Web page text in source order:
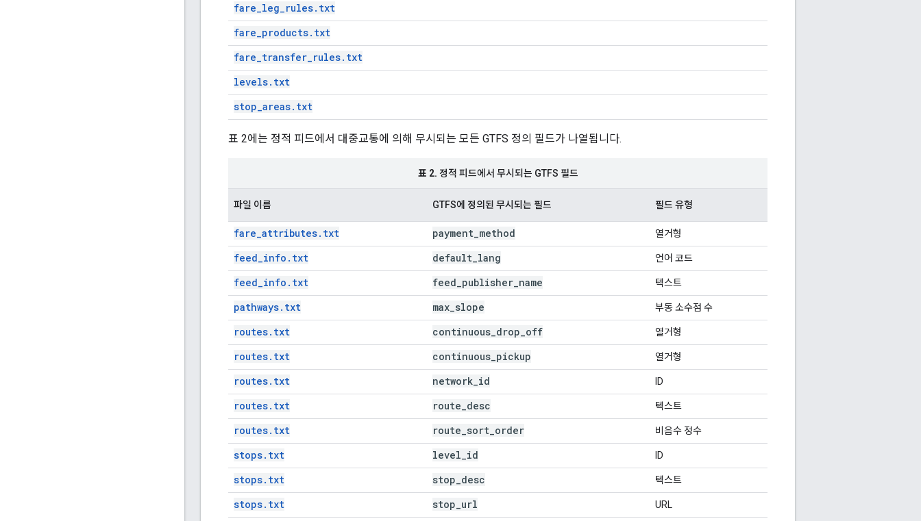
fare_leg_rules.txt
fare_products.txt
fare_transfer_rules.txt
levels.txt
stop_areas.txt
표 2에는 정적 피드에서 대중교통에 의해 무시되는 모든 GTFS 정의 필드가 나열됩니다.
표 2. 정적 피드에서 무시되는 GTFS 필드
파일 이름 GTFS에 정의된 무시되는 필드 필드 유형
fare_attributes.txt payment method 열거형
feed_info.txt default lang 언어 코드
feed_info.txt feed publisher name 텍스트
pathways.txt max slope 부동 소수점 수
routes.txt continuous drop off 열거형
routes.txt continuous pickup 열거형
routes.txt network id ID
routes.txt route desc 텍스트
routes.txt route sort order 비음수 정수
stops.txt level id ID
stops.txt stop desc 텍스트
stops.txt stop url URL